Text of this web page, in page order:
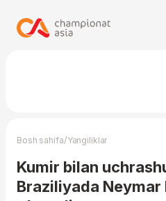
Bosh sahifa/Yangiliklar
Kumir bilan
Braziliyada